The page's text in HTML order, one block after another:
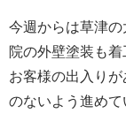
今週からは草津
院の外壁塗装も
お客様の出入り
のないよう進めて